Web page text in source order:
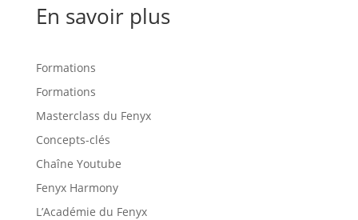
En savoir plus
Formations
Formations
Masterclass du Fenyx
Concepts-clés
Chaîne Youtube
Fenyx Harmony
L’Académie du Fenyx